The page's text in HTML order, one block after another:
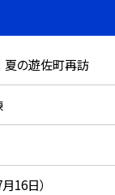
の遊佐町再訪
16日）